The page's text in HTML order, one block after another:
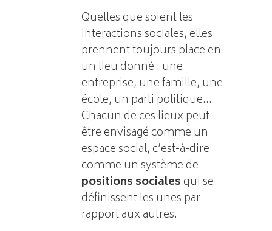
Quelles que soient les
interactions sociales, elles
prennent toujours place en
un lieu donné : une
entreprise, une famille, une
école, un parti politique…
Chacun de ces lieux peut
être envisagé comme un
espace social, c’est-à-dire
comme un système de
positions socialesqui se
définissent les unes par
rapport aux autres.